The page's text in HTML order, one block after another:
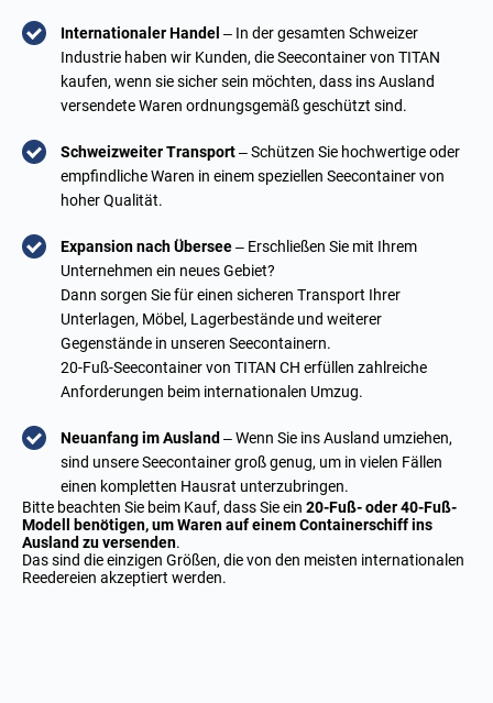
Internationaler Handel – In der gesamten Schweizer
Industrie haben wir Kunden, die Seecontainer von TITAN
kaufen, wenn sie sicher sein möchten, dass ins Ausland
versendete Waren ordnungsgemäß geschützt sind.
Schweizweiter Transport– Schützen Sie hochwertige oder
empfindliche Waren in einem speziellen Seecontainer von
hoher Qualität.
Expansion nach Übersee– Erschließen Sie mit Ihrem
Unternehmen ein neues Gebiet?
Dann sorgen Sie für einen sicheren Transport Ihrer
Unterlagen, Möbel, Lagerbestände und weiterer
Gegenstände in unseren Seecontainern.
20-Fuß-Seecontainer von TITAN CH erfüllen zahlreiche
Anforderungen beim internationalen Umzug.
Neuanfang im Ausland – Wenn Sie ins Ausland umziehen,
sind unsere Seecontainer groß genug, um in vielen Fällen
einen kompletten Hausrat unterzubringen.
Bitte beachten Sie beim Kauf, dass Sie ein 20-Fuß- oder 40-Fuß-
Modell benötigen, um Waren auf einem Containerschiff ins
Ausland zu versenden.
Das sind die einzigen Größen, die von den meisten internationalen
Reedereien akzeptiert werden.